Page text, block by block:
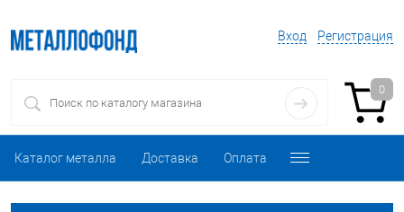
Вход Регистрация
0
Каталог металла Доставка Оплата